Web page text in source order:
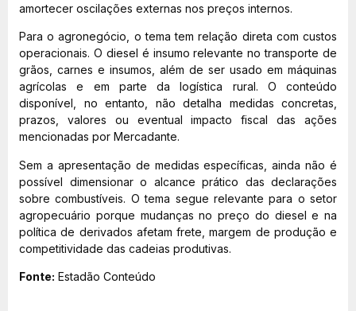
amortecer oscilações externas nos preços internos.
Para o agronegócio, o tema tem relação direta com custos
operacionais. O diesel é insumo relevante no transporte de
grãos, carnes e insumos, além de ser usado em máquinas
agrícolas e em parte da logística rural. O conteúdo
disponível, no entanto, não detalha medidas concretas,
prazos, valores ou eventual impacto fiscal das ações
mencionadas por Mercadante.
Sem a apresentação de medidas específicas, ainda não é
possível dimensionar o alcance prático das declarações
sobre combustíveis. O tema segue relevante para o setor
agropecuário porque mudanças no preço do diesel e na
política de derivados afetam frete, margem de produção e
competitividade das cadeias produtivas.
Fonte: Estadão Conteúdo